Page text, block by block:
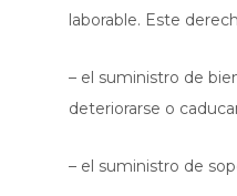
laborable. Este
– el suministro de
deteriorarse o
– el suministro de